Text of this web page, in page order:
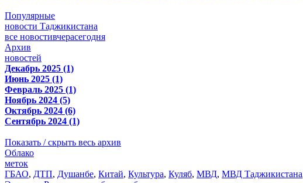
Популярные
новости Таджикистана
все новостивчерасегодня
Архив
новостей
Декабрь 2025 (1)
Июнь 2025 (1)
Февраль 2025 (1)
Ноябрь 2024 (5)
Октябрь 2024 (6)
Сентябрь 2024 (1)
Показать / скрыть весь архив
Облако
меток
ГБАО, ДТП, Душанбе, Китай, Культура, Куляб, МВД, МВД Таджикистана